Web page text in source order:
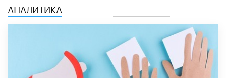
АНАЛИТИКА